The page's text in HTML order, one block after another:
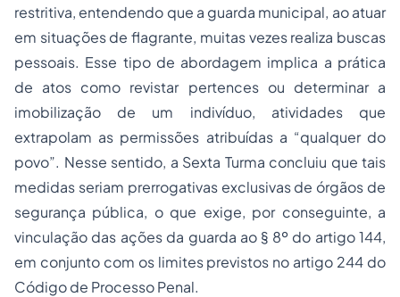
restritiva, entendendo que a guarda municipal, ao atuar
em situações de flagrante, muitas vezes realiza buscas
pessoais. Esse tipo de abordagem implica a prática
de atos como revistar pertences ou determinar a
imobilização de um indivíduo, atividades que
extrapolam as permissões atribuídas a “qualquer do
povo”. Nesse sentido, a Sexta Turma concluiu que tais
medidas seriam prerrogativas exclusivas de órgãos de
segurança pública, o que exige, por conseguinte, a
vinculação das ações da guarda ao § 8º do artigo 144,
em conjunto com os limites previstos no artigo 244 do
Código de Processo Penal.